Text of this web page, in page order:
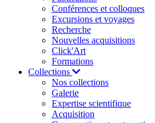
Conférences et colloques
Excursions et voyages
Recherche
Nouvelles acquisitions
Click'Art
Formations
Collections
Nos collections
Galerie
Expertise scientifique
Acquisition